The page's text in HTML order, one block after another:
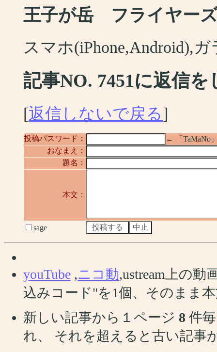
王子が岳 フライヤー
スマホ(iPhone,Android),
記事NO. 7451に返信
[返信しないで戻る]
投稿パスワード：
← 「TaMaNo
おなまえ：
題名：
本文：
sage
youTube ,ニコ動,ustream上の
込みコード"を1個、そのまま
新しい記事から１ページ 8 件
れ、 それを超えると古い記事